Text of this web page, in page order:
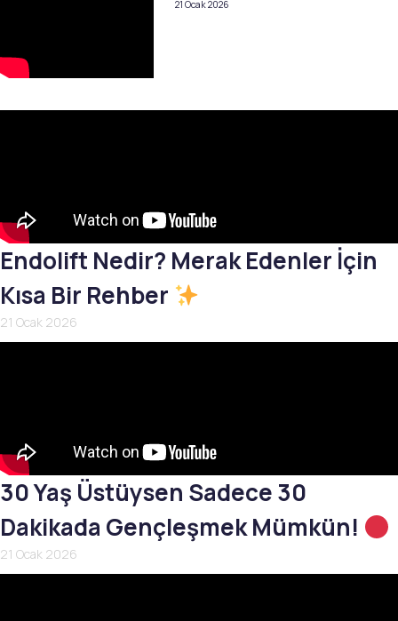
21 Ocak 2026
Endolift Nedir? Merak Edenler İçin
Kısa Bir Rehber
21 Ocak 2026
30 Yaş Üstüysen Sadece 30
Dakikada Gençleşmek Mümkün!
21 Ocak 2026